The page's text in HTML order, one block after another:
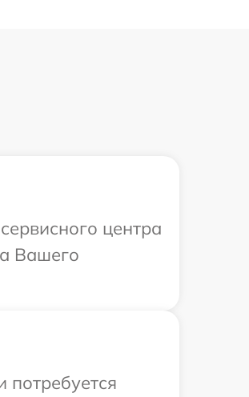
центра
Вашего
потребуется